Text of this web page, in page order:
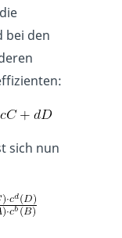
bei den
sich nun